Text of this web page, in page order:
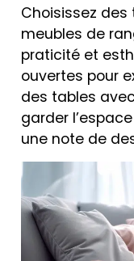
Choisissez
meubles de
praticité et
ouvertes pour
des tables
garder
une note de